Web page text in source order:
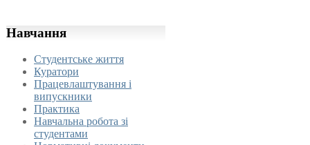
Навчання
Студентське життя
Куратори
Працевлаштування і
випускники
Практика
Навчальна робота зі
студентами